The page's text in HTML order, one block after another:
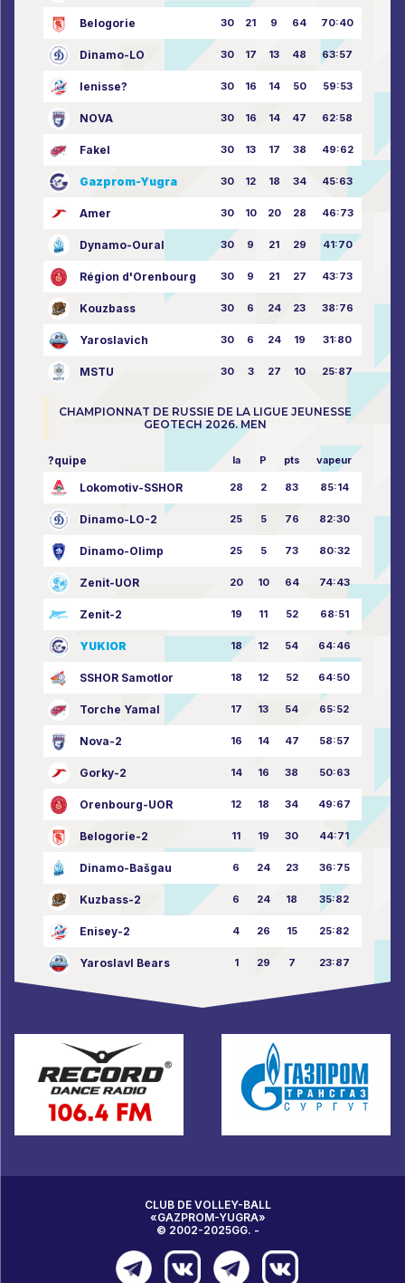
Belogorie 30 21 9 64 70:40
Dinamo-LO 30 17 13 48 63:57
Ienisse? 30 16 14 50 59:53
NOVA 30 16 14 47 62:58
Fakel 30 13 17 38 49:62
Gazprom-Yugra 30 12 18 34 45:63
Amer 30 10 20 28 46:73
Dynamo-Oural 30 9 21 29 41:70
Région d'Orenbourg 30 9 21 27 43:73
Kouzbass 30 6 24 23 38:76
Yaroslavich 30 6 24 19 31:80
MSTU 30 3 27 10 25:87
CHAMPIONNAT DE RUSSIE DE LA LIGUE JEUNESSE
GEOTECH 2026. MEN
?quipe la P pts vapeur
Lokomotiv-SSHOR 28 2 83 85:14
Dinamo-LO-2 25 5 76 82:30
Dinamo-Olimp 25 5 73 80:32
Zenit-UOR 20 10 64 74:43
Zenit-2 19 11 52 68:51
YUKIOR 18 12 54 64:46
SSHOR Samotlor 18 12 52 64:50
Torche Yamal 17 13 54 65:52
Nova-2 16 14 47 58:57
Gorky-2 14 16 38 50:63
Orenbourg-UOR 12 18 34 49:67
Belogorie-2 11 19 30 44:71
Dinamo-Bašgau 6 24 23 36:75
Kuzbass-2 6 24 18 35:82
Enisey-2 4 26 15 25:82
Yaroslavl Bears 1 29 7 23:87
CLUB DE VOLLEY-BALL
«GAZPROM-YUGRA»
© 2002-2025GG. -